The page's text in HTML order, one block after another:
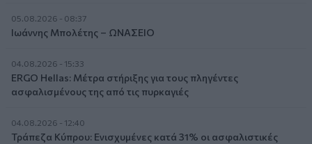
05.08.2026 - 08:37
Ιωάννης Μπολέτης – ΩΝΑΣΕΙΟ
04.08.2026 - 15:33
ERGO Hellas: Μέτρα στήριξης για τους πληγέντες
ασφαλισμένους της από τις πυρκαγιές
04.08.2026 - 12:40
Τράπεζα Κύπρου: Ενισχυμένες κατά 31% οι ασφαλιστικές